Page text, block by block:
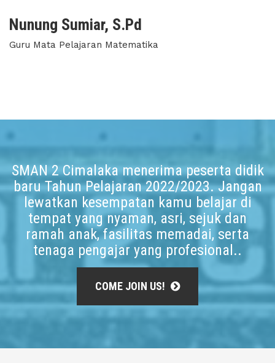
Nunung Sumiar, S.Pd
Guru Mata Pelajaran Matematika
SMAN 2 Cimalaka menerima peserta didik
baru Tahun Pelajaran 2022/2023. Jangan
lewatkan kesempatan kamu belajar di
tempat yang nyaman, asri, sejuk dan
ramah anak, fasilitas memadai, serta
tenaga pengajar yang profesional..
COME JOIN US!